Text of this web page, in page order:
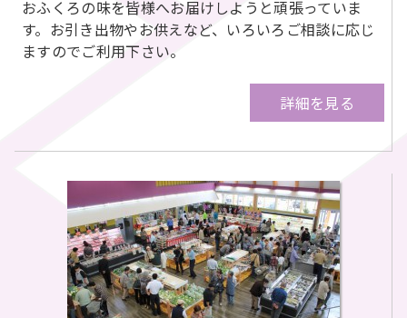
おふくろの味を皆様へお届けしようと頑張っていま
す。お引き出物やお供えなど、いろいろご相談に応じ
ますのでご利用下さい。
詳細を見る